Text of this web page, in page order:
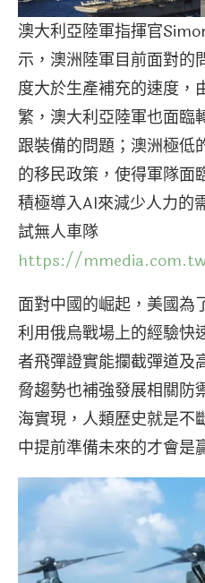
澳大利亞陸軍指揮官
示，澳洲陸軍目前面對的
度大於生產補充的速度，
繁，澳大利亞陸軍也面臨
跟裝備的問題；澳洲極低
的移民政策，使得軍隊面
積極導入AI來減少人力的
試無人車隊
https://mmedia.com.tw/
面對中國的崛起，美國為
利用俄烏戰場上的經驗快
者飛彈證實能攔截彈道及
脅趨勢也補強發展相關防
海實現，人類歷史就是不
中提前準備未來的才會是